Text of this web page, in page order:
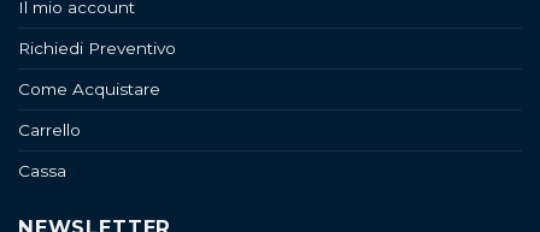
Il mio account
Richiedi Preventivo
Come Acquistare
Carrello
Cassa
NEWSLETTER